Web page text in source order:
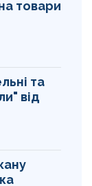
товари
та
від